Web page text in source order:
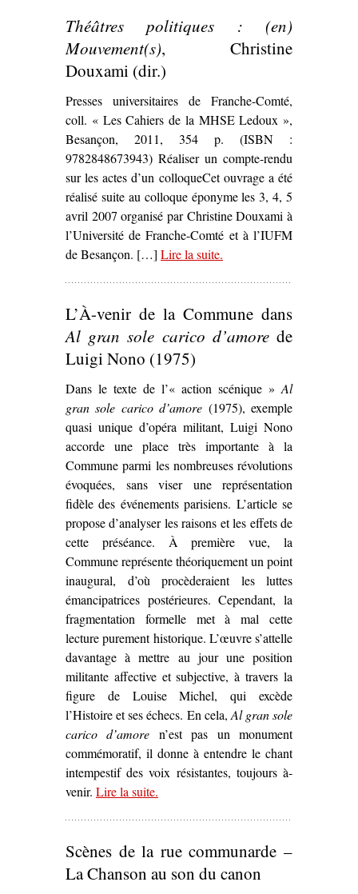
Théâtres politiques : (en)
Mouvement(s), Christine
Douxami (dir.)
Presses universitaires de Franche-Comté,
coll. « Les Cahiers de la MHSE Ledoux »,
Besançon, 2011, 354 p. (ISBN :
9782848673943) Réaliser un compte-rendu
sur les actes d’un colloqueCet ouvrage a été
réalisé suite au colloque éponyme les 3, 4, 5
avril 2007 organisé par Christine Douxami à
l’Université de Franche-Comté et à l’IUFM
de Besançon. […] Lire la suite– ‘
.
L’À-venir de la Commune dans
Al gran sole carico d’amorede
Luigi Nono (1975)
Dans le texte de l’« action scénique »Al
gran sole carico d’amore (1975), exemple
quasi unique d’opéra militant, Luigi Nono
accorde une place très importante à la
Commune parmi les nombreuses révolutions
évoquées, sans viser une représentation
fidèle des événements parisiens. L’article se
propose d’analyser les raisons et les effets de
cette préséance. À première vue, la
Commune représente théoriquement un point
inaugural, d’où procèderaient les luttes
émancipatrices postérieures. Cependant, la
fragmentation formelle met à mal cette
lecture purement historique. L’œuvre s’attelle
davantage à mettre au jour une position
militante affective et subjective, à travers la
figure de Louise Michel, qui excède
l’Histoire et ses échecs. En cela,Al gran sole
carico d’amore n’est pas un monument
commémoratif, il donne à entendre le chant
intempestif des voix résistantes, toujours à-
venir. Lire la suite– ‘L’À-venir de la Commune dans
.
Scènes de la rue communarde –
La Chanson au son du canon